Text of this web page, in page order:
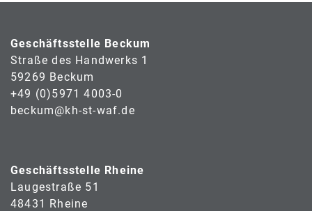
Geschäftsstelle Beckum
Straße des Handwerks 1
59269 Beckum
+49 (0)5971 4003-0
beckum@kh-st-waf.de
Geschäftsstelle Rheine
Laugestraße 51
48431 Rheine